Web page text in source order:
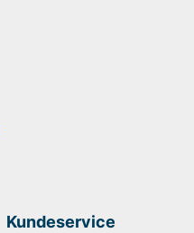
Kundeservice